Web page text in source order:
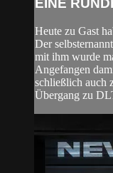
EINE
Heute zu Gast
Der
mit ihm wurde
Angefangen
schließlich auch
Übergang zu